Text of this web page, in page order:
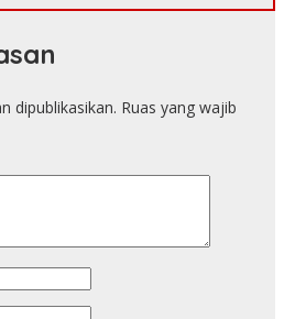
dipublikasikan. Ruas yang wajib